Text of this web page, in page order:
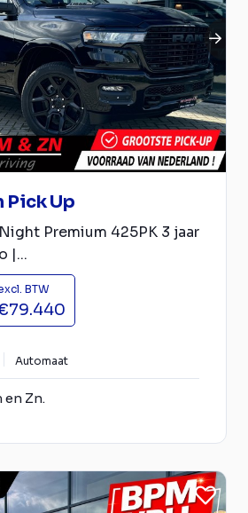
Pick Up
Premium 425PK 3 jaar
|...
BTW
Automaat
en Zn.